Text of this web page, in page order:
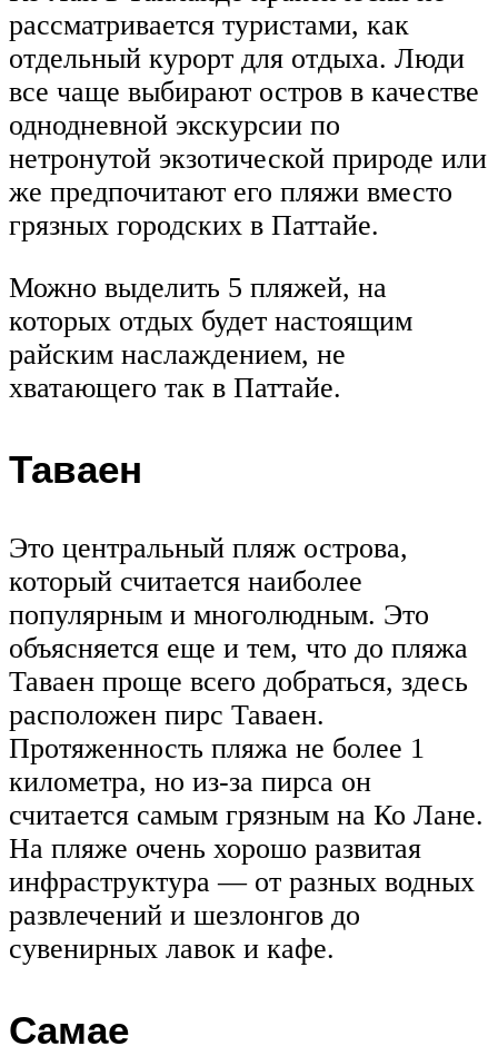
рассматривается туристами, как
отдельный курорт для отдыха. Люди
все чаще выбирают остров в качестве
однодневной экскурсии по
нетронутой экзотической природе или
же предпочитают его пляжи вместо
грязных городских в Паттайе.
Можно выделить 5 пляжей, на
которых отдых будет настоящим
райским наслаждением, не
хватающего так в Паттайе.
Таваен
Это центральный пляж острова,
который считается наиболее
популярным и многолюдным. Это
объясняется еще и тем, что до пляжа
Таваен проще всего добраться, здесь
расположен пирс Таваен.
Протяженность пляжа не более 1
километра, но из-за пирса он
считается самым грязным на Ко Лане.
На пляже очень хорошо развитая
инфраструктура — от разных водных
развлечений и шезлонгов до
сувенирных лавок и кафе.
Самае